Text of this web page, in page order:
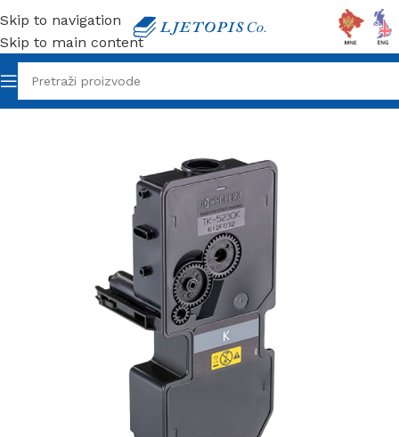
Skip to navigation
Skip to main content
Početna/ Orink toneri